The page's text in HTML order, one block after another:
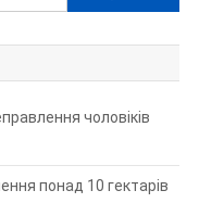
чоловіків
понад 10 гектарів